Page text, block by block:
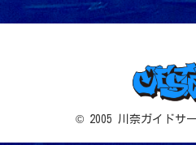
© 2005 川奈ガイドサ